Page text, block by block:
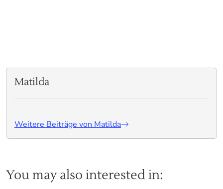
Matilda
Weitere Beiträge von Matilda
You may also interested in: